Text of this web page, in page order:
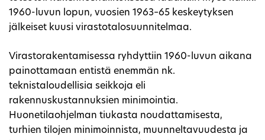
1960-luvun lopun, vuosien 1963–65 keskeytyksen
jälkeiset kuusi virastotalosuunnitelmaa.
Virastorakentamisessa ryhdyttiin 1960-luvun aikana
painottamaan entistä enemmän nk.
teknistaloudellisia seikkoja eli
rakennuskustannuksien minimointia.
Huonetilaohjelman tiukasta noudattamisesta,
turhien tilojen minimoinnista, muunneltavuudesta ja